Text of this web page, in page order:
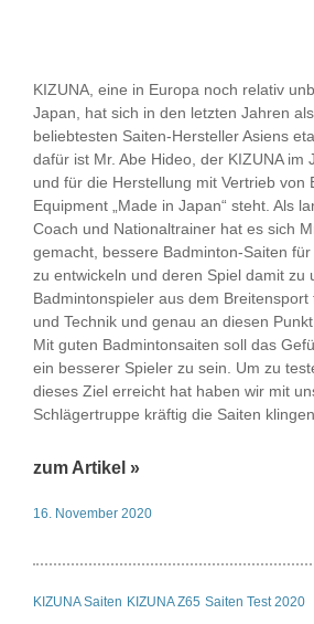
KIZUNA, eine in Europa noch relativ
Japan, hat sich in den letzten Jahren
beliebtesten Saiten-Hersteller Asiens
dafür ist Mr. Abe Hideo, der KIZUNA im
und für die Herstellung mit Vertrieb von
Equipment „Made in Japan“ steht. Als
Coach und Nationaltrainer hat es sich
gemacht, bessere Badminton-Saiten
zu entwickeln und deren Spiel damit zu
Badmintonspieler aus dem Breitensport
und Technik und genau an diesen Punkt
Mit guten Badmintonsaiten soll das
ein besserer Spieler zu sein. Um zu
dieses Ziel erreicht hat haben wir mit
Schlägertruppe kräftig die Saiten
zum Artikel »
16. November 2020
KIZUNA Saiten KIZUNA Z65 Saiten Test 2020